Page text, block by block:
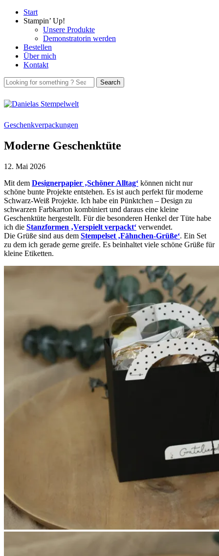
Start
Stampin’ Up!
Unsere Produkte
Demonstratorin werden
Bestellen
Über mich
Kontakt
Geschenkverpackungen
Moderne Geschenktüte
12. Mai 2026
Mit dem Designerpapier ‚Schöner Alltag‘ können nicht nur
schöne bunte Projekte entstehen. Es ist auch perfekt für moderne
Schwarz-Weiß Projekte. Ich habe ein Pünktchen – Design zu
schwarzen Farbkarton kombiniert und daraus eine kleine
Geschenktüte hergestellt. Für die besonderen Henkel der Tüte habe
ich die Stanzformen ‚Verspielt verpackt‘ verwendet.
Die Grüße sind aus dem Stempelset ‚Fähnchen-Grüße‘. Ein Set
zu dem ich gerade gerne greife. Es beinhaltet viele schöne Grüße für
kleine Etiketten.